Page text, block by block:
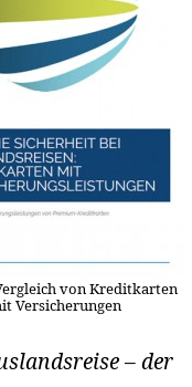
von Kreditkarten
Versicherungen
– der